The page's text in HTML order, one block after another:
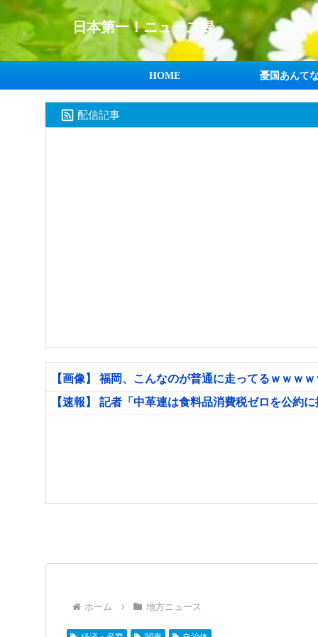
日本第一！ニュース録
HOME 憂国あんて
配信記事
【画像】 福岡、こんなのが普通に走ってるｗｗｗ
【速報】 記者「中革連は食料品消費税ゼロを公約
ホーム 地方ニュース